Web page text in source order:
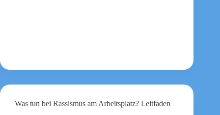
Was tun bei Rassismus am Arbeitsplatz? Leitfaden